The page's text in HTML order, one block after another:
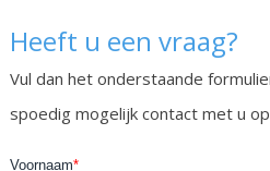
Heeft u een vraag?
Vul dan het onderstaande
spoedig mogelijk contact met u